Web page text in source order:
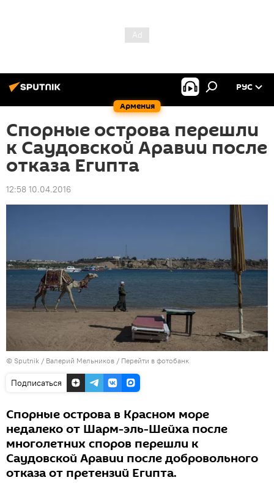
Армения
РУС
Спорные острова перешли
к Саудовской Аравии после
отказа Египта
12:58 10.04.2016
© Sputnik / Валерий Мельников / Перейти в фотобанк
Подписаться
Спорные острова в Красном море
недалеко от Шарм-эль-Шейха после
многолетних споров перешли к
Саудовской Аравии после добровольного
отказа от претензий Египта.